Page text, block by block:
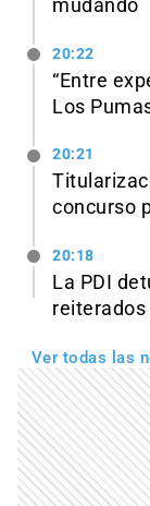
mudando
20:22
“Entre
Los
20:21
concurso
20:18
La PDI
reiterados
Ver todas las